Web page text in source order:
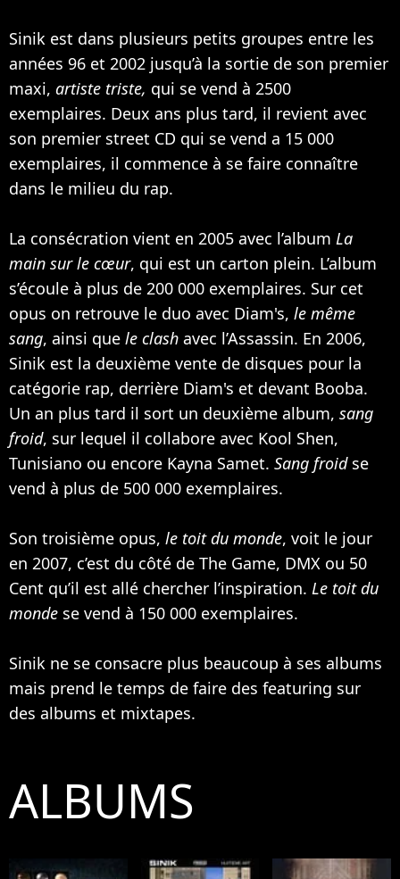
Sinik est dans plusieurs petits groupes entre les
années 96 et 2002 jusqu’à la sortie de son premier
maxi, artiste triste, qui se vend à 2500
exemplaires. Deux ans plus tard, il revient avec
son premier street CD qui se vend a 15 000
exemplaires, il commence à se faire connaître
dans le milieu du rap.
La consécration vient en 2005 avec l’album La
main sur le cœur, qui est un carton plein. L’album
s’écoule à plus de 200 000 exemplaires. Sur cet
opus on retrouve le duo avec Diam's, le même
sang, ainsi que le clash avec l’Assassin. En 2006,
Sinik est la deuxième vente de disques pour la
catégorie rap, derrière Diam's et devant Booba.
Un an plus tard il sort un deuxième album, sang
froid, sur lequel il collabore avec Kool Shen,
Tunisiano ou encore Kayna Samet. Sang froidse
vend à plus de 500 000 exemplaires.
Son troisième opus, le toit du monde, voit le jour
en 2007, c’est du côté de The Game, DMX ou 50
Cent qu’il est allé chercher l’inspiration. Le toit du
monde se vend à 150 000 exemplaires.
Sinik ne se consacre plus beaucoup à ses albums
mais prend le temps de faire des featuring sur
des albums et mixtapes.
ALBUMS